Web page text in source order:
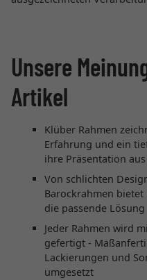
Unsere
Artikel
Klüber Rahmen
Erfahrung und ein
ihre Präsentation aus
Von schlichten
Barockrahmen bietet
die passende Lösung
Jeder Rahmen wird
gefertigt -
Lackierungen und
umgesetzt